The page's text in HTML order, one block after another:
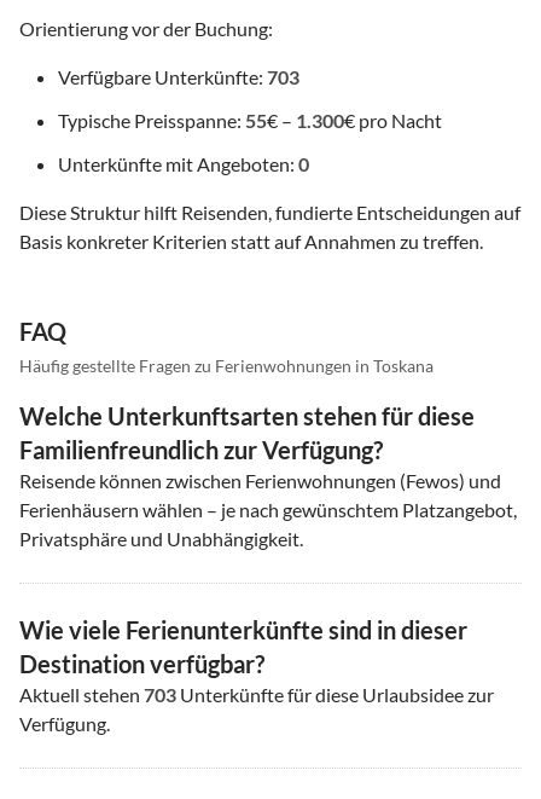
Orientierung vor der Buchung:
Verfügbare Unterkünfte: 703
Typische Preisspanne: 55€ – 1.300€ pro Nacht
Unterkünfte mit Angeboten: 0
Diese Struktur hilft Reisenden, fundierte Entscheidungen auf
Basis konkreter Kriterien statt auf Annahmen zu treffen.
FAQ
Häufig gestellte Fragen zu Ferienwohnungen in Toskana
Welche Unterkunftsarten stehen für diese
Familienfreundlich zur Verfügung?
Reisende können zwischen Ferienwohnungen (Fewos) und
Ferienhäusern wählen – je nach gewünschtem Platzangebot,
Privatsphäre und Unabhängigkeit.
Wie viele Ferienunterkünfte sind in dieser
Destination verfügbar?
Aktuell stehen 703 Unterkünfte für diese Urlaubsidee zur
Verfügung.